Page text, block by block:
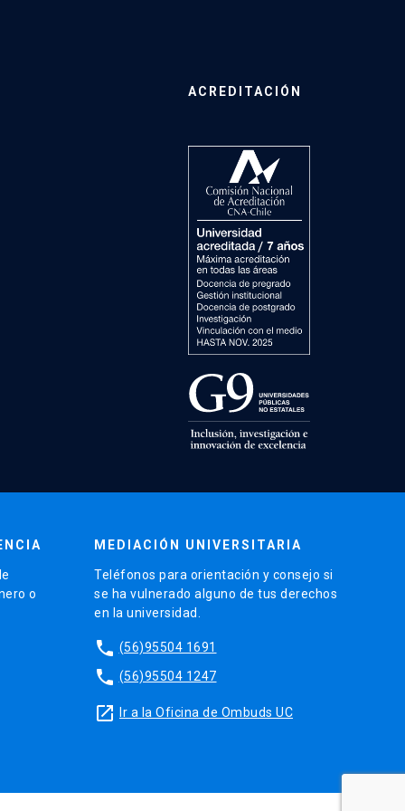
ACREDITACIÓN
o
MEDIACIÓN UNIVERSITARIA
Teléfonos para orientación y consejo si
se ha vulnerado alguno de tus derechos
en la universidad.
phone (56)95504 1691
phone (56)95504 1247
launch Ir a la Oficina de Ombuds UC